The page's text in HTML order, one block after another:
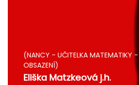
(NANCY - UČITELKA MATEMATIKY
OBSAZENÍ)
Eliška Matzkeová j.h.